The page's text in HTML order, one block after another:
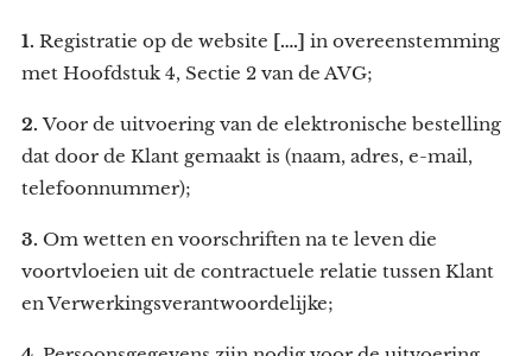
1. Registratie op de website [….] in overeenstemming
met Hoofdstuk 4, Sectie 2 van de AVG;
2.Voor de uitvoering van de elektronische bestelling
dat door de Klant gemaakt is (naam, adres, e-mail,
telefoonnummer);
3. Om wetten en voorschriften na te leven die
voortvloeien uit de contractuele relatie tussen Klant
en Verwerkingsverantwoordelijke;